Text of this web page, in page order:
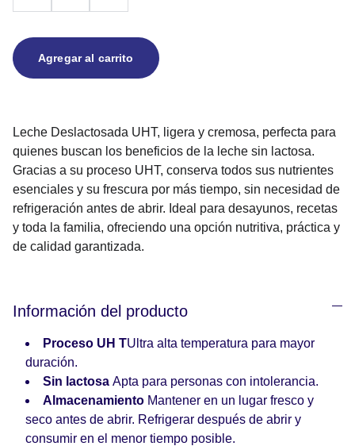
Agregar al carrito
Leche Deslactosada UHT, ligera y cremosa, perfecta para
quienes buscan los beneficios de la leche sin lactosa.
Gracias a su proceso UHT, conserva todos sus nutrientes
esenciales y su frescura por más tiempo, sin necesidad de
refrigeración antes de abrir. Ideal para desayunos, recetas
y toda la familia, ofreciendo una opción nutritiva, práctica y
de calidad garantizada.
Información del producto
Proceso UH TUltra alta temperatura para mayor
duración.
Sin lactosa Apta para personas con intolerancia.
Almacenamiento Mantener en un lugar fresco y
seco antes de abrir. Refrigerar después de abrir y
consumir en el menor tiempo posible.